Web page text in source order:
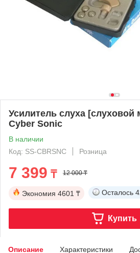
Усилитель слуха [слуховой
Cyber Sonic
В наличии
Код: SS-CBRSNC
Розница
7 399 ₸ 12 000 ₸
Экономия 4601 ₸ Осталось
Купить
Описание Характеристики